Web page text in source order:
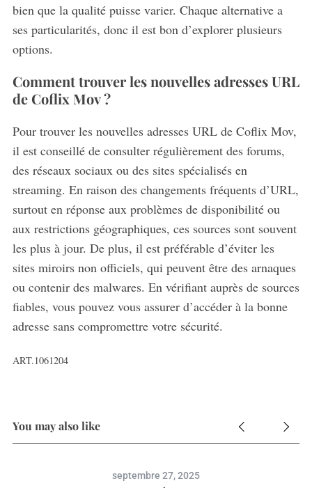
bien que la qualité puisse varier. Chaque alternative a
ses particularités, donc il est bon d’explorer plusieurs
options.
Comment trouver les nouvelles adresses URL
de Coflix Mov ?
Pour trouver les nouvelles adresses URL de Coflix Mov,
il est conseillé de consulter régulièrement des forums,
des réseaux sociaux ou des sites spécialisés en
streaming. En raison des changements fréquents d’URL,
surtout en réponse aux problèmes de disponibilité ou
aux restrictions géographiques, ces sources sont souvent
les plus à jour. De plus, il est préférable d’éviter les
sites miroirs non officiels, qui peuvent être des arnaques
ou contenir des malwares. En vérifiant auprès de sources
fiables, vous pouvez vous assurer d’accéder à la bonne
adresse sans compromettre votre sécurité.
ART.1061204
You may also like
septembre 27, 2025